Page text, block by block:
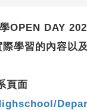
OPEN DAY
學習的內容以
頁面